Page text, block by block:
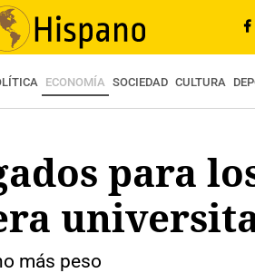
ECONOMÍA SOCIEDAD CULTURA
para
más peso